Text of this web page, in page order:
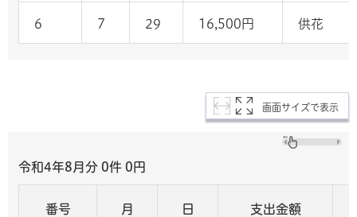
6 7 29 16,500円 供花
画面サイズで表示
令和4年8月分 0件 0 円
番号 月 日 支出金額